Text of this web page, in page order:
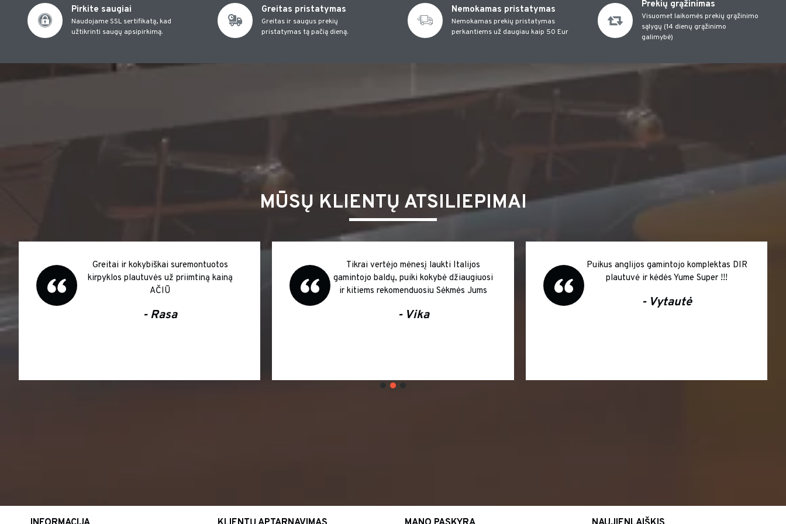
Pirkite saugiai
Naudojame SSL sertifikatą, kad
užtikrinti saugų apsipirkimą.
Greitas pristatymas
Greitas ir saugus prekių
pristatymas tą pačią dieną.
Nemokamas pristatymas
Nemokamas prekių pristatymas
perkantiems už daugiau kaip 50 Eur
Prekių grąžinimas
Visuomet laikomės prekių grąžinimo
sąlygų (14 dienų grąžinimo
galimybė)
MŪSŲ KLIENTŲ ATSILIEPIMAI
Greitai ir kokybiškai suremontuotos
kirpyklos plautuvės už priimtiną kainą
AČIŪ
- Rasa
Tikrai vertėjo mėnesį laukti Italijos
gamintojo baldų, puiki kokybė džiaugiuosi
ir kitiems rekomenduosiu Sėkmės Jums
- Vika
Puikus anglijos gamintojo komplektas DIR
plautuvė ir kėdės Yume Super !!!
- Vytautė